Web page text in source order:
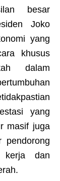
besar
Joko
yang
khusus
dalam
yang
masif juga
pendorong
kerja dan